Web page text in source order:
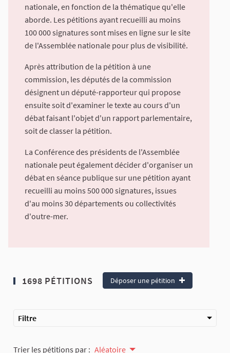
nationale, en fonction de la thématique qu'elle
aborde. Les pétitions ayant recueilli au moins
100 000 signatures sont mises en ligne sur le site
de l'Assemblée nationale pour plus de visibilité.
Après attribution de la pétition à une
commission, les députés de la commission
désignent un député-rapporteur qui propose
ensuite soit d'examiner le texte au cours d'un
débat faisant l'objet d'un rapport parlementaire,
soit de classer la pétition.
La Conférence des présidents de l'Assemblée
nationale peut également décider d'organiser un
débat en séance publique sur une pétition ayant
recueilli au moins 500 000 signatures, issues
d'au moins 30 départements ou collectivités
d'outre-mer.
1698 PÉTITIONS Déposer une pétition
Filtre
Trier les pétitions par : Aléatoire